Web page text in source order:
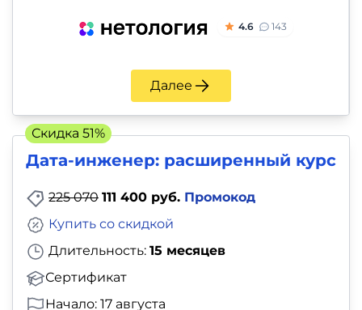
4.6 143
Далее
Дата-инженер: расширенный курс
225 070 111 400 руб. Промокод
Длительность: 15 месяцев
Сертификат
Купить со скидкой
Начало: 17 августа
Скидка 51%
фитнес
Психология
саморазвитие
Прочее
Репетиторы
Тесты
на
профориентацию